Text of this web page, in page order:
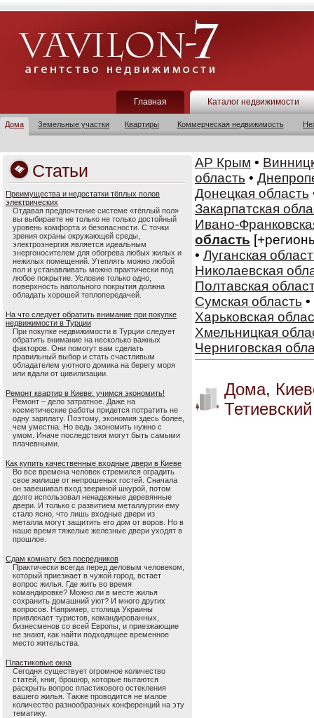
Главная Каталог недвижимости
Дома Земельные участки Квартиры Коммерческая недвижимость
Статьи
Преимущества и недостатки тёплых полов
электрических
Отдавая предпочтение системе «тёплый пол»
вы выбираете не только не только достойный
уровень комфорта и безопасности. С точки
зрения охраны окружающей среды,
электроэнергия является идеальным
энергоносителем для обогрева любых жилых и
нежилых помещений. Утеплять можно любой
пол и устанавливать можно практически под
любое покрытие. Условие только одно,
поверхность напольного покрытия должна
обладать хорошей теплопередачей.
На что следует обратить внимание при покупке
недвижимости в Турции
При покупке недвижимости в Турции следует
обратить внимание на несколько важных
факторов. Они помогут вам сделать
правильный выбор и стать счастливым
обладателем уютного домика на берегу моря
или вдали от цивилизации.
Ремонт квартир в Киеве: учимся экономить!
Ремонт – дело затратное. Даже на
косметические работы придется потратить не
одну зарплату. Поэтому, экономия здесь более,
чем уместна. Но ведь экономить нужно с
умом. Иначе последствия могут быть самыми
плачевными.
Как купить качественные входные двери в Киеве
Во все времена человек стремился оградить
свое жилище от непрошеных гостей. Сначала
он завешивал вход звериной шкурой, потом
долго использовал ненадежные деревянные
двери. И только с развитием металлургии ему
стало ясно, что лишь входные двери из
металла могут защитить его дом от воров. Но в
наше время тяжелые железные двери уходят в
прошлое.
Сдам комнату без посредников
Практически всегда перед деловым человеком,
который приезжает в чужой город, встает
вопрос жилья. Где жить во время
командировке? Можно ли в месте жилья
сохранить домашний уют? И много других
вопросов. Например, столица Украины
привлекает туристов, командированных,
бизнесменов со всей Европы, и приезжающие
не знают, как найти подходящее временное
место жительства.
Пластиковые окна
Сегодня существует огромное количество
статей, книг, брошюр, которые пытаются
раскрыть вопрос пластикового остекления
вашего жилья. Также проводится не малое
количество разнообразных конференций на эту
тематику.
АР Крым •
область •
Донецкая область
Закарпатская
Ивано-
область
• Луганская
Николаевская
Полтавская
Сумская область •
Харьковская
Хмельницкая
Черниговская
Дома,